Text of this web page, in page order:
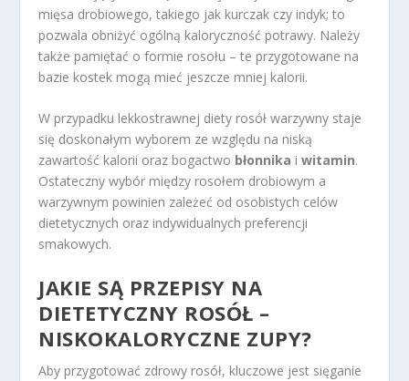
mięsa drobiowego, takiego jak kurczak czy indyk; to
pozwala obniżyć ogólną kaloryczność potrawy. Należy
także pamiętać o formie rosołu – te przygotowane na
bazie kostek mogą mieć jeszcze mniej kalorii.
W przypadku lekkostrawnej diety rosół warzywny staje
się doskonałym wyborem ze względu na niską
zawartość kalorii oraz bogactwo błonnika iwitamin.
Ostateczny wybór między rosołem drobiowym a
warzywnym powinien zależeć od osobistych celów
dietetycznych oraz indywidualnych preferencji
smakowych.
JAKIE SĄ PRZEPISY NA
DIETETYCZNY ROSÓŁ –
NISKOKALORYCZNE ZUPY?
Aby przygotować zdrowy rosół, kluczowe jest sięganie